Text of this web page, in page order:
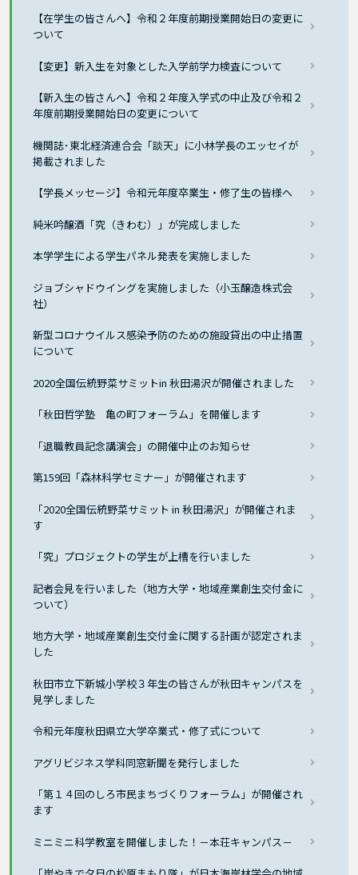
【在学生の皆さんへ】令和２年度前期授業開始日の変更に
ついて
【変更】新入生を対象とした入学前学力検査について
【新入生の皆さんへ】令和２年度入学式の中止及び令和２
年度前期授業開始日の変更について
機関誌･東北経済連合会「談天」に小林学長のエッセイが
掲載されました
【学長メッセージ】令和元年度卒業生・修了生の皆様へ
純米吟醸酒「究（きわむ）」が完成しました
本学学生による学生パネル発表を実施しました
ジョブシャドウイングを実施しました（小玉醸造株式会
社）
新型コロナウイルス感染予防のための施設貸出の中止措置
について
2020全国伝統野菜サミットin 秋田湯沢が開催されました
「秋田哲学塾 亀の町フォーラム」を開催します
「退職教員記念講演会」の開催中止のお知らせ
第159回「森林科学セミナー」が開催されます
「2020全国伝統野菜サミット in 秋田湯沢」が開催されま
す
「究」プロジェクトの学生が上槽を行いました
記者会見を行いました（地方大学・地域産業創生交付金に
ついて）
地方大学・地域産業創生交付金に関する計画が認定されま
した
秋田市立下新城小学校３年生の皆さんが秋田キャンパスを
見学しました
令和元年度秋田県立大学卒業式・修了式について
アグリビジネス学科同窓新聞を発行しました
「第１４回のしろ市民まちづくりフォーラム」が開催され
ます
ミニミニ科学教室を開催しました！－本荘キャンパス－